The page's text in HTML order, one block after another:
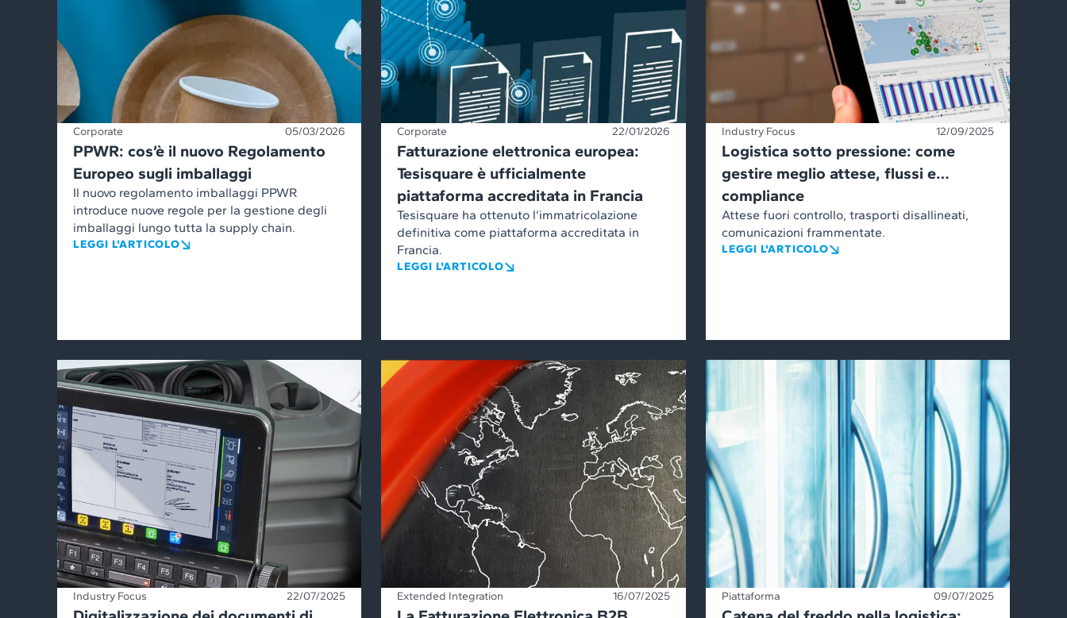
Corporate 05/03/2026
PPWR: cos’è il nuovo Regolamento
Europeo sugli imballaggi
Il nuovo regolamento imballaggi PPWR
introduce nuove regole per la gestione degli
imballaggi lungo tutta la supply chain.
LEGGI L'ARTICOLO
Corporate 22/01/2026
Fatturazione elettronica europea:
Tesisquare è ufficialmente
piattaforma accreditata in Francia
Tesisquare ha ottenuto l’immatricolazione
definitiva come piattaforma accreditata in
Francia.
LEGGI L'ARTICOLO
Industry Focus 12/09/2025
Logistica sotto pressione: come
gestire meglio attese, flussi e…
compliance
Attese fuori controllo, trasporti disallineati,
comunicazioni frammentate.
LEGGI L'ARTICOLO
Industry Focus 22/07/2025 Extended Integration 16/07/2025 Piattaforma 09/07/2025